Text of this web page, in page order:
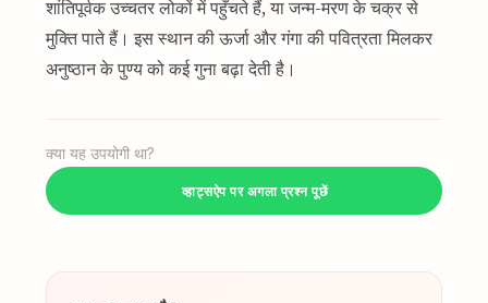
शांतिपूर्वक उच्चतर लोकों में पहुँचते हैं, या जन्म-मरण के चक्र से
मुक्ति पाते हैं। इस स्थान की ऊर्जा और गंगा की पवित्रता मिलकर
अनुष्ठान के पुण्य को कई गुना बढ़ा देती है।
क्या यह उपयोगी था?
व्हाट्सऐप पर अगला प्रश्न पूछें